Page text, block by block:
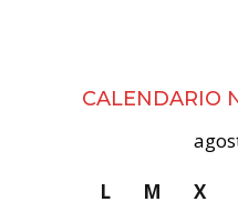
CALENDARIO
L
M X